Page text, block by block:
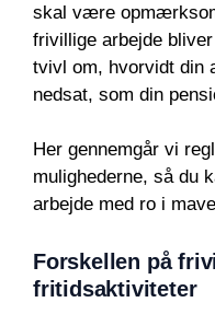
skal være
frivillige arbejde
tvivl om, hvorvidt din
nedsat, som din
Her gennemgår vi
mulighederne, så du
arbejde med ro i
Forskellen på
fritidsaktiviteter